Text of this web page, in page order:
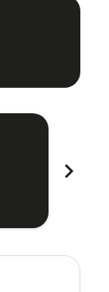
chevron_right